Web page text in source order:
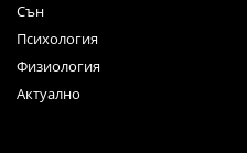
Сън
Психология
Физиология
Актуално